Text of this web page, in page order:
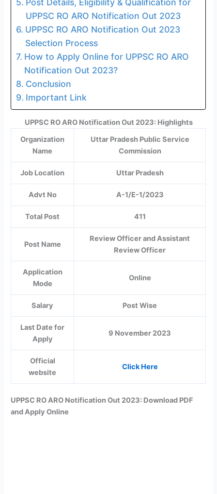
UPPSC RO ARO Notification Out 2023
UPPSC RO ARO Notification Out 2023
Selection Process
How to Apply Online for UPPSC RO ARO
Notification Out 2023?
Conclusion
Important Link
UPPSC RO ARO Notification Out 2023: Highlights
Organization
Name
Uttar Pradesh Public Service
Commission
Job Location Uttar Pradesh
Advt No A-1/E-1/2023
Total Post 411
Post Name
Review Officer and Assistant
Review Officer
Application
Mode
Online
Salary Post Wise
Last Date for
Apply
9 November 2023
Official
website
Click Here
UPPSC RO ARO Notification Out 2023: Download PDF
and Apply Online